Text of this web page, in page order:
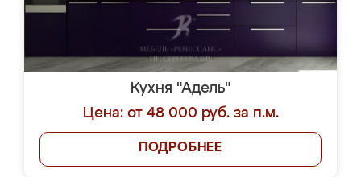
Кухня "Адель"
Цена: от 48 000 руб. за п.м.
ПОДРОБНЕЕ